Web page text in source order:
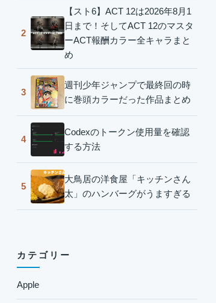
2
【スト6】ACT 12は2026年8月1
日まで！そしてACT 12のマスタ
ーACT報酬カラー全キャラまと
め
3
週刊少年ジャンプで最終回の時
に巻頭カラーだった作品まとめ
4
Codexのトークン使用量を確認
する方法
5
大鳥居の洋食屋「キッチンさん
太」のハンバーグがうますぎる
カテゴリー
Apple